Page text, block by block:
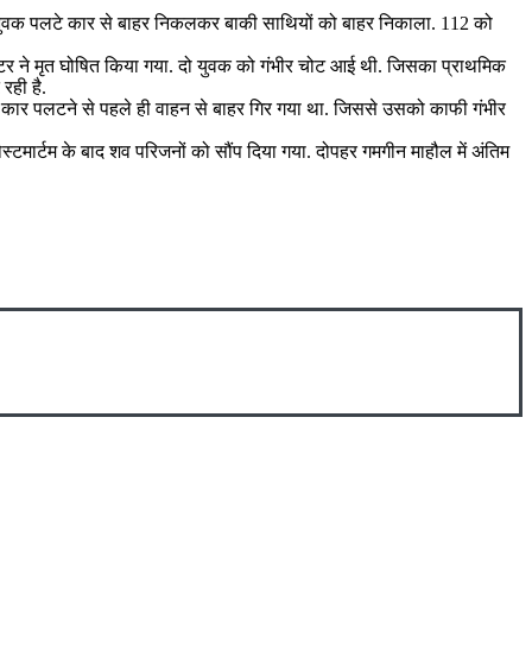
कार से बाहर निकलकर बाकी साथियों को बाहर निकाला. 112 को
मृत घोषित किया गया. दो युवक को गंभीर चोट आई थी. जिसका प्राथमिक
है.
पलटने से पहले ही वाहन से बाहर गिर गया था. जिससे उसको काफी गंभीर
के बाद शव परिजनों को सौंप दिया गया. दोपहर गमगीन माहौल में अंतिम